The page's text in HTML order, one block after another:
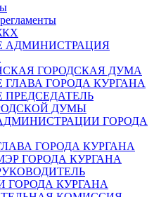
АДМИНИСТРАЦИЯ
ГОРОДСКАЯ ДУМА
ГОРОДА КУРГАНА
ДУМЫ
ГОРОДА
ГОРОДА КУРГАНА
ГОРОДА КУРГАНА
КУРГАНА